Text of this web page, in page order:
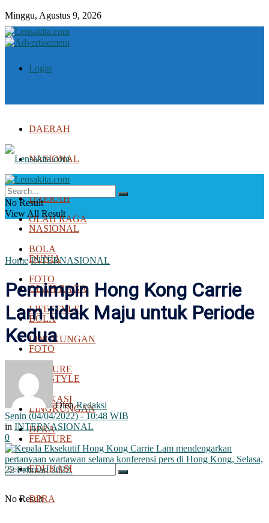
Minggu, Agustus 9, 2026
Login
DAERAH
NASIONAL
DUNIA
OLAH RAGA
BOLA
FOTO
LIFESTYLE
LINGKUNGAN
FEATURE
EDUKASI
DPRA
No Result
DAERAH
NASIONAL
DUNIA
OLAH RAGA
BOLA
FOTO
LIFESTYLE
LINGKUNGAN
FEATURE
EDUKASI
DPRA
No Result
View All Result
Home INTERNASIONAL
Pemimpin Hong Kong Carrie
Lam tidak Maju untuk Periode
Kedua
Oleh Redaksi
Senin (04/04/2022) - 10:48 WIB
in INTERNASIONAL
0